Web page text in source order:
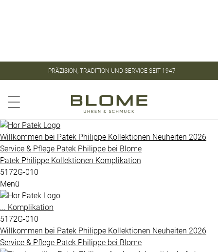
PRÄZISION, TRADITION UND SERVICE SEIT 1947
PATEK
PHILIPPE
Aquanaut
Calatrava
Golden
Gondolo
Grandes
Complications
UHREN
VINTAGE
SCHMUCK
BLOME
SERVICE
Willkommen bei Patek Philippe Kollektionen Neuheiten 2026
Service & Pflege Patek Philippe bei Blome
Patek Philippe Kollektionen Komplikation
5172G-010
Menü
... Komplikation
5172G-010
Willkommen bei Patek Philippe Kollektionen Neuheiten 2026
Service & Pflege Patek Philippe bei Blome